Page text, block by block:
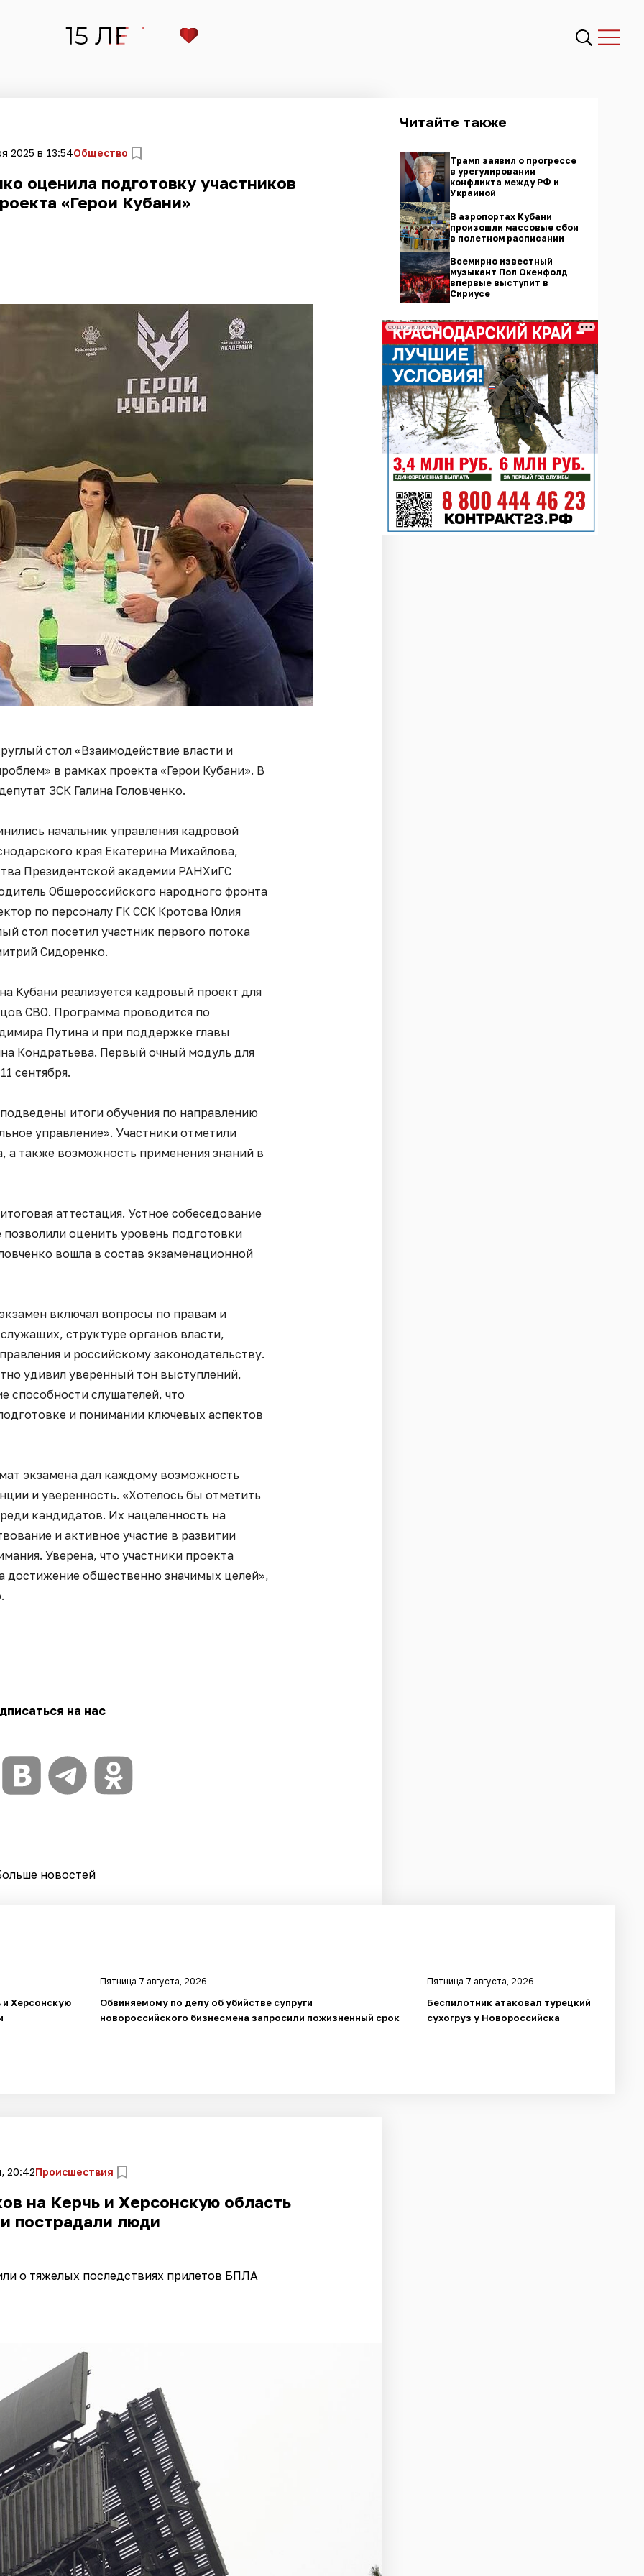
2025 в 13:54Общество
оценила подготовку участников
«Герои Кубани»
стол «Взаимодействие власти и
в рамках проекта «Герои Кубани». В
ЗСК Галина Головченко.
начальник управления кадровой
края Екатерина Михайлова,
Президентской академии РАНХиГС
Общероссийского народного фронта
по персоналу ГК ССК Кротова Юлия
стол посетил участник первого потока
Сидоренко.
Кубани реализуется кадровый проект для
СВО. Программа проводится по
Путина и при поддержке главы
Кондратьева. Первый очный модуль для
сентября.
итоги обучения по направлению
управление». Участники отметили
а также возможность применения знаний в
аттестация. Устное собеседование
оценить уровень подготовки
вошла в состав экзаменационной
включал вопросы по правам и
структуре органов власти,
и российскому законодательству.
удивил уверенный тон выступлений,
способности слушателей, что
и понимании ключевых аспектов
экзамена дал каждому возможность
и уверенность. «Хотелось бы отметить
кандидатов. Их нацеленность на
и активное участие в развитии
Уверена, что участники проекта
достижение общественно значимых целей»,
на нас
новостей
Читайте также
Трамп заявил о прогрессе
в урегулировании
конфликта между РФ и
Украиной
В аэропортах Кубани
произошли массовые сбои
в полетном расписании
Всемирно известный
музыкант Пол Окенфолд
впервые выступит в
Сириусе
СОЦРЕКЛАМА
и Херсонскую
Пятница 7 августа, 2026
Обвиняемому по делу об убийстве супруги
новороссийского бизнесмена запросили пожизненный срок
Пятница 7 августа, 2026
Беспилотник атаковал турецкий
сухогруз у Новороссийска
20:42Происшествия
на Керчь и Херсонскую область
пострадали люди
о тяжелых последствиях прилетов БПЛА